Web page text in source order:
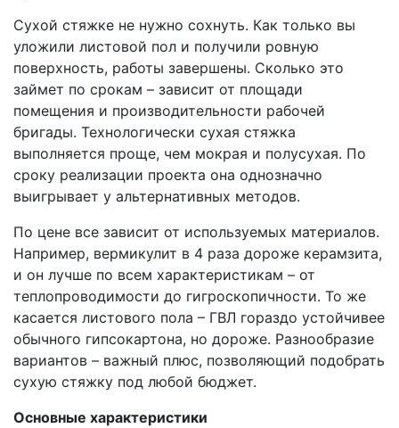
Сухой стяжке не нужно сохнуть. Как только вы
уложили листовой пол и получили ровную
поверхность, работы завершены. Сколько это
займет по срокам – зависит от площади
помещения и производительности рабочей
бригады. Технологически сухая стяжка
выполняется проще, чем мокрая и полусухая. По
сроку реализации проекта она однозначно
выигрывает у альтернативных методов.
По цене все зависит от используемых материалов.
Например, вермикулит в 4 раза дороже керамзита,
и он лучше по всем характеристикам – от
теплопроводимости до гигроскопичности. То же
касается листового пола – ГВЛ гораздо устойчивее
обычного гипсокартона, но дороже. Разнообразие
вариантов – важный плюс, позволяющий подобрать
сухую стяжку под любой бюджет.
Основные характеристики